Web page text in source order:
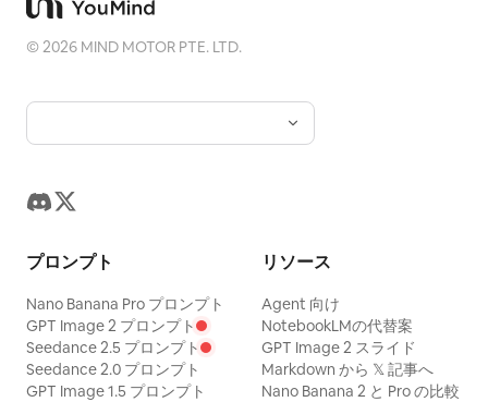
©2026 MIND MOTOR PTE. LTD.
プロンプト
Nano Banana Pro プロンプト
GPT Image 2 プロンプト
Seedance 2.5 プロンプト
Seedance 2.0 プロンプト
GPT Image 1.5 プロンプト
リソース
Agent 向け
NotebookLMの代替案
GPT Image 2 スライド
Markdown から 𝕏 記事へ
Nano Banana 2 と Pro の比較